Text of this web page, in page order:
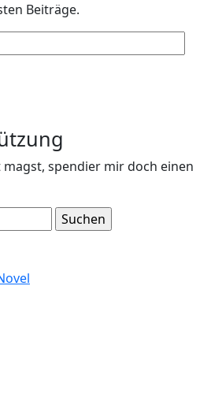
Beiträge.
spendier mir doch einen